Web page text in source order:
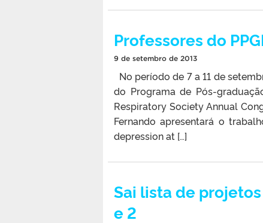
Professores do
9 de setembro de 2013
No período de 7 a 11 de
do Programa de Pós-
Respiratory Society Annual
Fernando apresentará o
depression at […]
Sai lista de
e 2